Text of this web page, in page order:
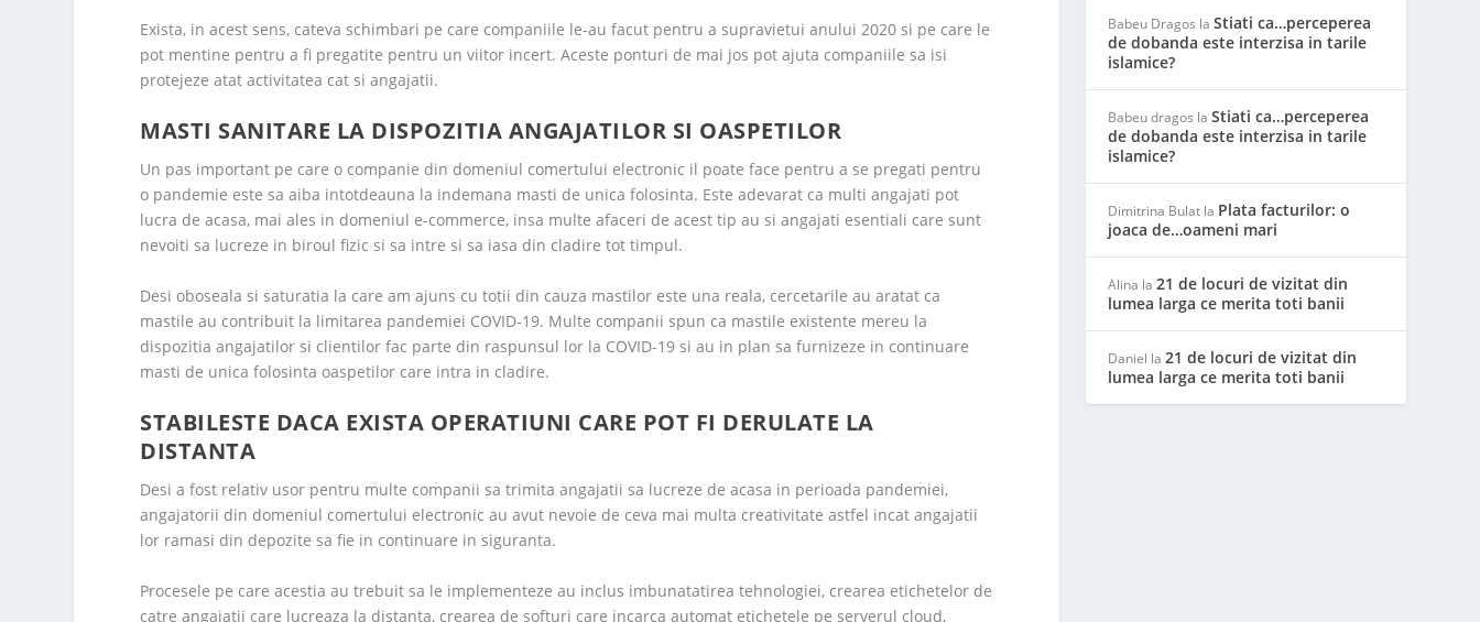
Exista, in acest sens, cateva schimbari pe care companiile le-au facut pentru a supravietui anului 2020 si pe care le
pot mentine pentru a fi pregatite pentru un viitor incert. Aceste ponturi de mai jos pot ajuta companiile sa isi
protejeze atat activitatea cat si angajatii.
MASTI SANITARE LA DISPOZITIA ANGAJATILOR SI OASPETILOR
Un pas important pe care o companie din domeniul comertului electronic il poate face pentru a se pregati pentru
o pandemie este sa aiba intotdeauna la indemana masti de unica folosinta. Este adevarat ca multi angajati pot
lucra de acasa, mai ales in domeniul e-commerce, insa multe afaceri de acest tip au si angajati esentiali care sunt
nevoiti sa lucreze in biroul fizic si sa intre si sa iasa din cladire tot timpul.
Desi oboseala si saturatia la care am ajuns cu totii din cauza mastilor este una reala, cercetarile au aratat ca
mastile au contribuit la limitarea pandemiei COVID-19. Multe companii spun ca mastile existente mereu la
dispozitia angajatilor si clientilor fac parte din raspunsul lor la COVID-19 si au in plan sa furnizeze in continuare
masti de unica folosinta oaspetilor care intra in cladire.
STABILESTE DACA EXISTA OPERATIUNI CARE POT FI DERULATE LA
DISTANTA
Desi a fost relativ usor pentru multe companii sa trimita angajatii sa lucreze de acasa in perioada pandemiei,
angajatorii din domeniul comertului electronic au avut nevoie de ceva mai multa creativitate astfel incat angajatii
lor ramasi din depozite sa fie in continuare in siguranta.
Procesele pe care acestia au trebuit sa le implementeze au inclus imbunatatirea tehnologiei, crearea etichetelor de
catre angajatii care lucreaza la distanta, crearea de softuri care incarca automat etichetele pe serverul cloud,
Babeu Dragos laStiati ca…perceperea
de dobanda este interzisa in tarile
islamice?
Babeu dragos laStiati ca…perceperea
de dobanda este interzisa in tarile
islamice?
Dimitrina Bulat la Plata facturilor: o
joaca de…oameni mari
Alina la21 de locuri de vizitat din
lumea larga ce merita toti banii
Daniel la21 de locuri de vizitat din
lumea larga ce merita toti banii